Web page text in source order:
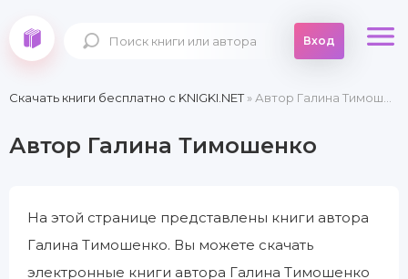
Вход
Скачать книги бесплатно c KNIGKI.NET» Автор Галина Тимошенко
Автор Галина Тимошенко
На этой странице представлены книги автора
Галина Тимошенко. Вы можете скачать
электронные книги автора Галина Тимошенко